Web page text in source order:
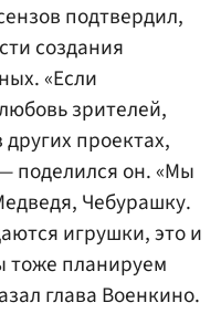
подтвердил,
создания
«Если
зрителей,
проектах,
поделился он. «Мы
Чебурашку.
игрушки, это и
тоже планируем
глава Военкино.